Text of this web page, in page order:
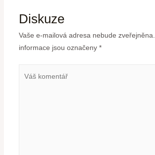
Diskuze
Vaše e-mailová adresa nebude zveřejněna.
informace jsou označeny *